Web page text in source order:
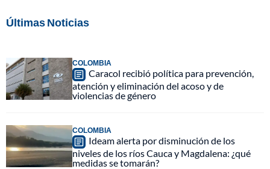
Últimas Noticias
COLOMBIA
Caracol recibió política para prevención,
atención y eliminación del acoso y de
violencias de género
COLOMBIA
Ideam alerta por disminución de los
niveles de los ríos Cauca y Magdalena: ¿qué
medidas se tomarán?